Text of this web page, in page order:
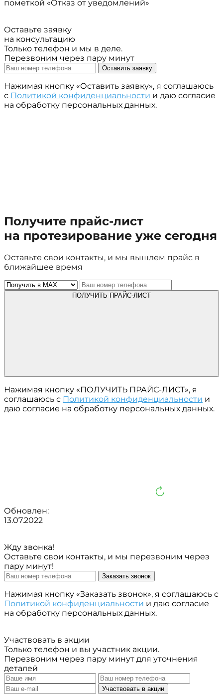
пометкой «Отказ от уведомлений»
Оставьте заявку
на консультацию
Только телефон и мы в деле.
Перезвоним через пару минут
Оставить заявку
Нажимая кнопку «Оставить заявку», я соглашаюсь
с Политикой конфиденциальности и даю согласие
на обработку персональных данных.
Получите прайс-лист
на протезирование уже сегодня
Оставьте свои контакты, и мы вышлем прайс в
ближайшее время
ПОЛУЧИТЬ ПРАЙС-ЛИСТ
Нажимая кнопку «ПОЛУЧИТЬ ПРАЙС-ЛИСТ», я
соглашаюсь с Политикой конфиденциальности и
даю согласие на обработку персональных данных.
Обновлен:
13.07.2022
Жду звонка!
Оставьте свои контакты, и мы перезвоним через
пару минут!
Заказать звонок
Нажимая кнопку «Заказать звонок», я соглашаюсь с
Политикой конфиденциальности и даю согласие
на обработку персональных данных.
Участвовать в акции
Только телефон и вы участник акции.
Перезвоним через пару минут для уточнения
деталей
Участвовать в акции